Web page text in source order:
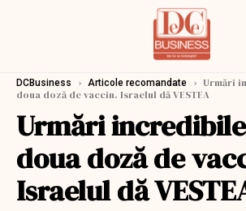
DCBusiness › Articole recomandate › Urmări
doua doză de vaccin. Israelul dă VESTEA
Urmări
doua doză de
Israelul dă